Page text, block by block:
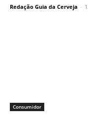
Redação Guia da Cerveja -
Consumidor